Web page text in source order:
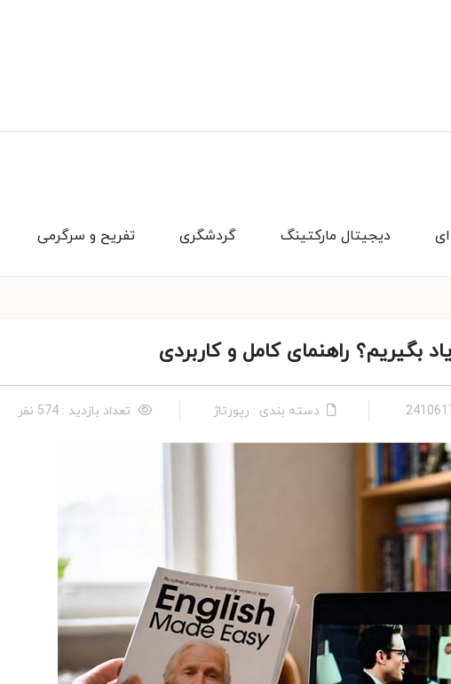
تفریح و سرگرمی گردشگری دیجیتال مارکتینگ
بگیریم؟ راهنمای کامل و کاربردی
دسته بندی : رپورتاژ تعداد بازدید : 574 نفر